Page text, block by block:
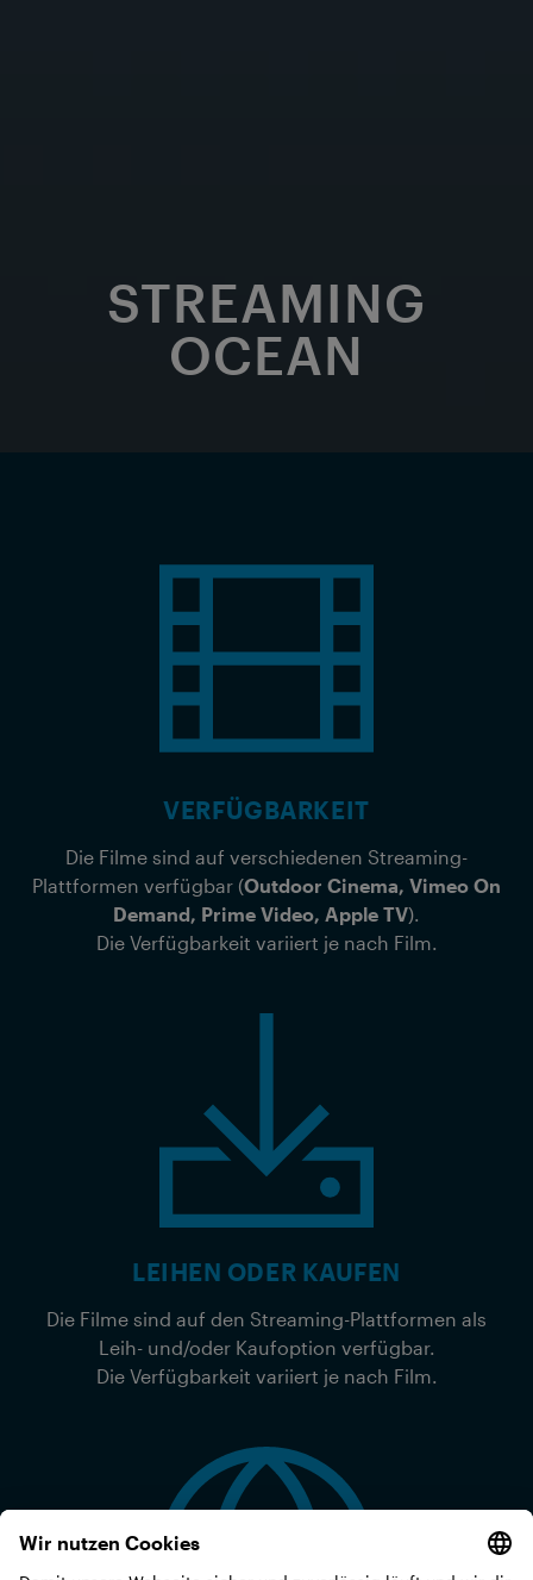
STREAMING
OCEAN
VERFÜGBARKEIT
Die Filme sind auf verschiedenen Streaming-
Plattformen verfügbar (Outdoor Cinema, Vimeo On
Demand, Prime Video, Apple TV).
Die Verfügbarkeit variiert je nach Film.
LEIHEN ODER KAUFEN
Die Filme sind auf den Streaming-Plattformen als
Leih- und/oder Kaufoption verfügbar.
Die Verfügbarkeit variiert je nach Film.